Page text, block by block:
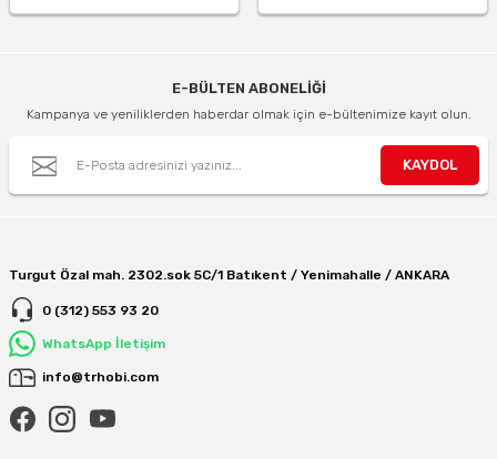
E-BÜLTEN ABONELİĞİ
Kampanya ve yeniliklerden haberdar olmak için e-bültenimize kayıt olun.
KAYDOL
Turgut Özal mah. 2302.sok 5C/1 Batıkent / Yenimahalle / ANKARA
0 (312) 553 93 20
WhatsApp İletişim
info@trhobi.com